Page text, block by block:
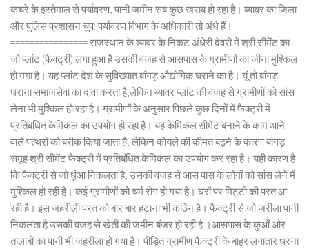
कचरे के इस्तेमाल से पर्यावरण, पानी जमीन सब कुछ खराब हो रहा है। ब्यावर का जिला
और पुलिस प्रशासन चुप: पर्यावरण विभाग के अधिकारी तो अंधे हैं।
================ राजस्थान के ब्यावर के निकट अंधेरी देवरी में श्री सीमेंट का
जो प्लांट (फैक्ट्री) लगा हुआ है उसकी वजह से आसपास के ग्रामीणों का जीना मुश्किल
हो गया है। यह प्लांट देश के सुविख्यात बांगड़ औद्योगिक घराने का है। यूं तो बांगड़
घराना समाजसेवा का दावा करता है,लेकिन ब्यावर प्लांट की वजह से ग्रामीणों को सांस
लेना भी मुश्किल हो रहा है। ग्रामीणों के अनुसार पिछले कुछ दिनों में फैक्ट्री में
प्रतिबंधित केमिकल का उपयोग हो रहा है। यह केमिकल सीमेंट बनाने के काम आने
वाले पत्थरों को बरीक किया जाता है, लेकिन कोयले की कीमत बढ़ने के कारण बांगड़
समूह श्री सीमेंट फैक्ट्री में प्रतिबंधित केमिकल का उपयोग कर रहा है। यही कारण है
कि फैक्ट्री से जो धुंआ निकलता है, उसकी वजह से आस पास के लोगों को सांस लेने में
मुश्किल हो रही है। कई ग्रामीणों को चर्म रोग हो गया है। घरों पर मिट्टी की परत आ
रही है। इस जहरीली परत को बार बार हटाना भी कठिन है। फैक्ट्री से जो जरीला पानी
निकलता है उसकी वजह से खेती की जमीन बंजर हो रही है ।आसपास के कुओं और
तालाबों का पानी भी जहरीला हो गया है। पीड़ित ग्रामीण फैक्ट्री के बाहर लगातार धरना